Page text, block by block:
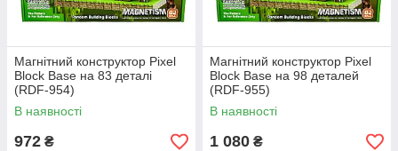
Магнітний конструктор Pixel
Block Base на 83 деталі
(RDF-954)
В наявності
972 ₴
Магнітний конструктор Pixel
Block Base на 98 деталей
(RDF-955)
В наявності
1 080 ₴